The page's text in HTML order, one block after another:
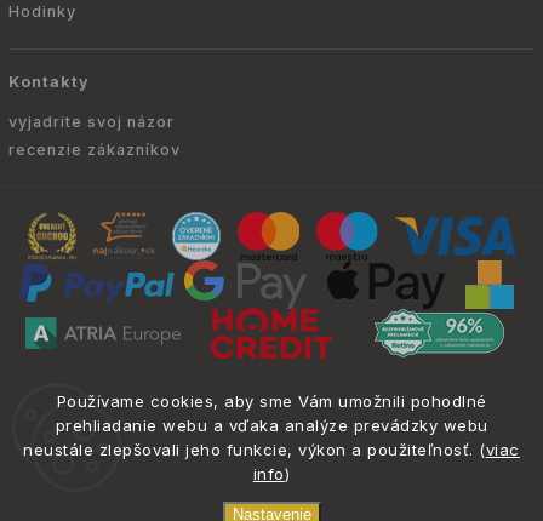
Používame cookies, aby sme Vám umožnili pohodlné
prehliadanie webu a vďaka analýze prevádzky webu
neustále zlepšovali jeho funkcie, výkon a použiteľnosť. (viac
info)
Nastavenie
Hodinky
Kontakty
vyjadrite svoj názor
recenzie zákazníkov
práva vyhradené.